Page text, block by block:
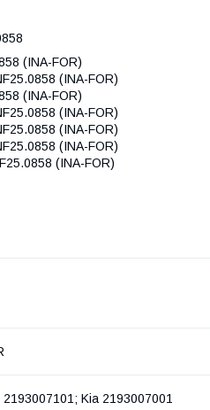
(INA-FOR)
(INA-FOR)
(INA-FOR)
(INA-FOR)
(INA-FOR)
(INA-FOR)
(INA-FOR)
2193007101; Kia 2193007001